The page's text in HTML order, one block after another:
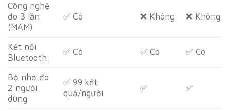
Công nghệ
đo 3 lần
(MAM)
✅ Có ❌ Không ❌ Không
Kết nối
Bluetooth
✅ Có ✅ Có ✅ Có
Bộ nhớ đo
2 người
dùng
✅ 99 kết
quả/người
✅ ✅